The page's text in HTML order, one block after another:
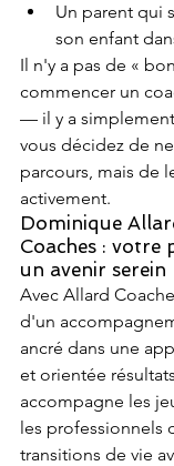
Un parent qui
son enfant
Il n'y a pas de «
commencer un
— il y a
vous décidez de
parcours, mais de
activement.
Dominique
Coaches : votre
un avenir serein
Avec Allard
d'un
ancré dans une
et orientée
accompagne les
les professionnels
transitions de vie